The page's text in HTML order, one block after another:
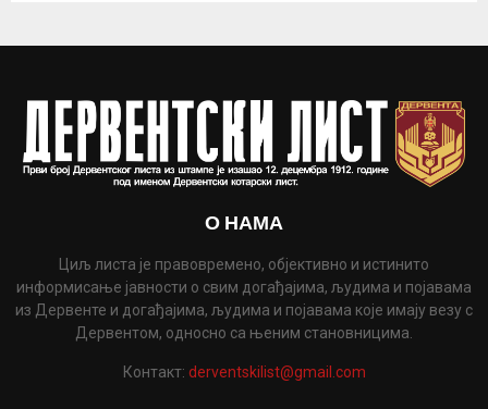
О НАМА
Циљ листа је правовремено, објективно и истинито
информисање јавности о свим догађајима, људима и појавама
из Дервенте и догађајима, људима и појавама које имају везу с
Дервентом, односно са њеним становницима.
Контакт: derventskilist@gmail.com